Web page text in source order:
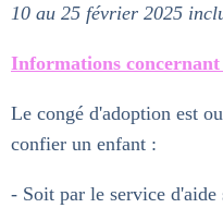
10 au 25 février 2025
Informations
Le congé d'adoption est
confier un enfant :
- Soit par le service